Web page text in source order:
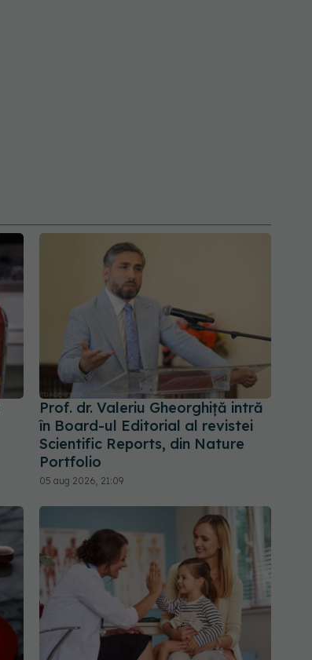
Prof. dr. Valeriu Gheorghiță intră
în Board-ul Editorial al revistei
Scientific Reports, din Nature
Portfolio
05 aug 2026, 21:09